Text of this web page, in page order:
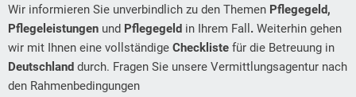
Wir informieren Sie unverbindlich zu den Themen Pflegegeld,
Pflegeleistungen und Pflegegeld in Ihrem Fall . Weiterhin gehen
wir mit Ihnen eine vollständige Checkliste für die Betreuung in
Deutschland durch. Fragen Sie unsere Vermittlungsagentur nach
den Rahmenbedingungen